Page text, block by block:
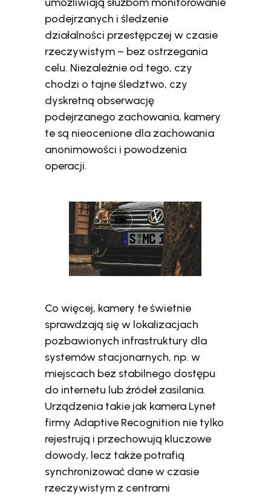
podejrzanych i śledzenie
działalności przestępczej w czasie
rzeczywistym – bez ostrzegania
celu. Niezależnie od tego, czy
chodzi o tajne śledztwo, czy
dyskretną obserwację
podejrzanego zachowania, kamery
te są nieocenione dla zachowania
anonimowości i powodzenia
operacji.
Co więcej, kamery te świetnie
sprawdzają się w lokalizacjach
pozbawionych infrastruktury dla
systemów stacjonarnych, np. w
miejscach bez stabilnego dostępu
do internetu lub źródeł zasilania.
Urządzenia takie jak kamera Lynet
firmy Adaptive Recognition nie tylko
rejestrują i przechowują kluczowe
dowody, lecz także potrafią
synchronizować dane w czasie
rzeczywistym z centrami